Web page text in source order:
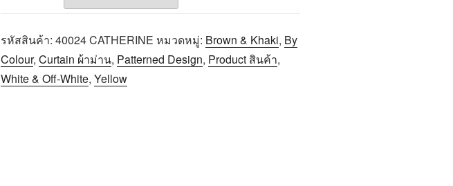
รหัสสินค้า:40024 CATHERINE หมวดหมู่: Brown & Khaki, By
Colour,Curtain ผ้าม่าน, Patterned Design, Product สินค้า,
White & Off-White,Yellow